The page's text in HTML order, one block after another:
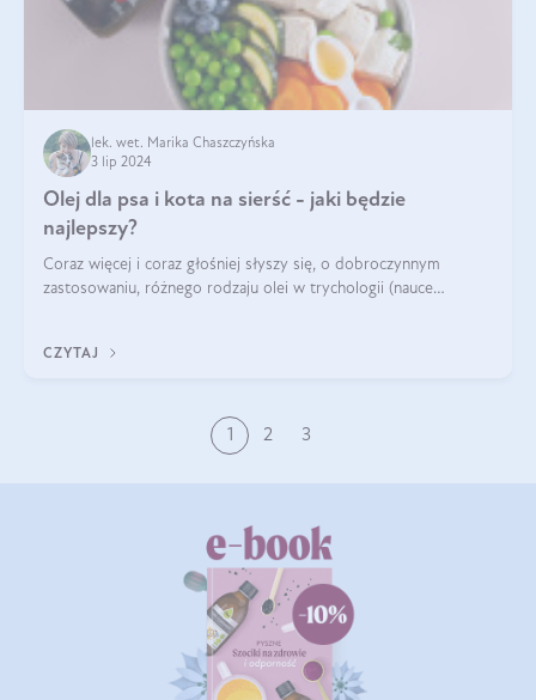
lek. wet. Marika Chaszczyńska
3 lip 2024
Olej dla psa i kota na sierść - jaki będzie
najlepszy?
Coraz więcej i coraz głośniej słyszy się, o dobroczynnym
zastosowaniu, różnego rodzaju olei w trychologii (nauce
CZYTAJ
1 2 3